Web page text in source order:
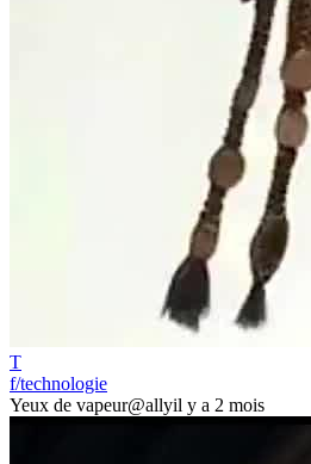
T
f/technologie
Yeux de vapeur@allyil y a 2 mois